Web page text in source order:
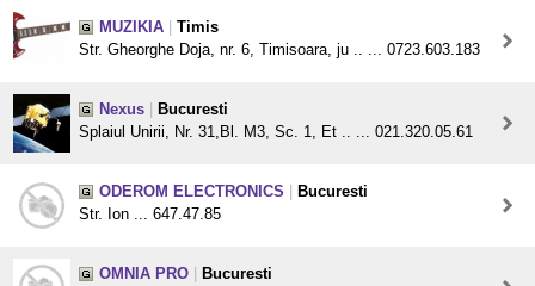
MUZIKIA
Timis
Str. Gheorghe Doja, nr. 6, Timisoara, ju .. ... 0723.603.183
Nexus
Bucuresti
Splaiul Unirii, Nr. 31,Bl. M3, Sc. 1, Et .. ... 021.320.05.61
ODEROM ELECTRONICS
Bucuresti
Str. Ion ... 647.47.85
OMNIA PRO
Bucuresti